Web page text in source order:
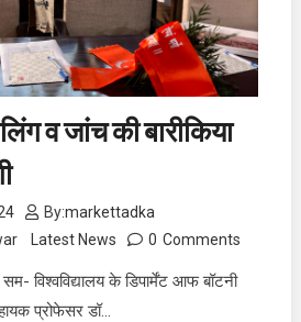
व जांच की बारीकिया
By:markettadka
Latest News 0 Comments
विश्वविद्यालय के डिपार्मेंट आफ बॉटनी
प्रोफेसर डॉ…